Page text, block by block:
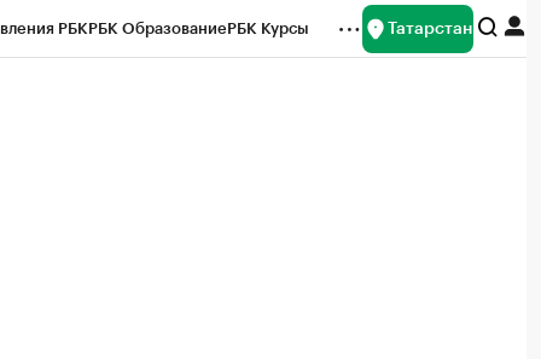
РБКРБК ОбразованиеРБК Курсы Татарстан